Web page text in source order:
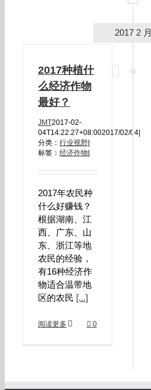
2017 2 月
2017种植什
么经济作物
最好？
JMT2017-02-
04T14:22:27+08:002017/02/04|
分类： 行业视野|
标签： 经济作物|
2017年农民种
什么好赚钱？
根据湖南、江
西、广东、山
东、浙江等地
农民的经验，
有16种经济作
物适合温带地
区的农民 [...]
阅读更多 0